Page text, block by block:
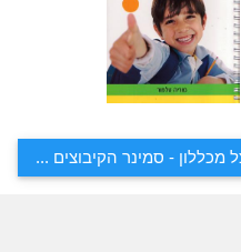
מכללון - סמינר הקיבוצים ...